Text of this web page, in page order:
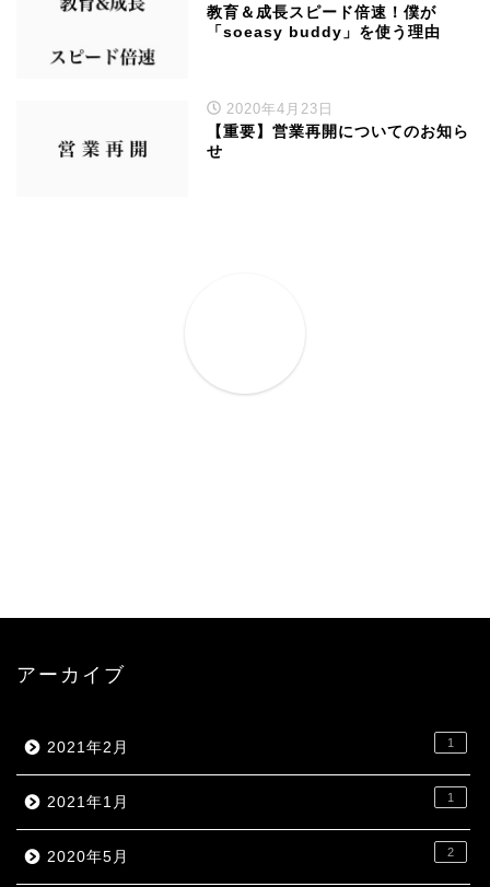
教育＆成長スピード倍速！僕が
「soeasy buddy」を使う理由
2020年4月23日
【重要】営業再開についてのお知ら
せ
アーカイブ
2021年2月 1
2021年1月 1
2020年5月 2